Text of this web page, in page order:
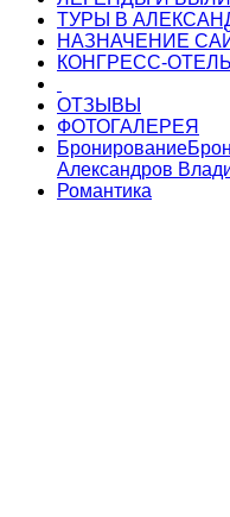
ТУРЫ В
НАЗНАЧЕНИЕ
КОНГРЕСС-ОТЕЛЬ
ОТЗЫВЫ
ФОТОГАЛЕРЕЯ
Бронирование
Александров
Романтика